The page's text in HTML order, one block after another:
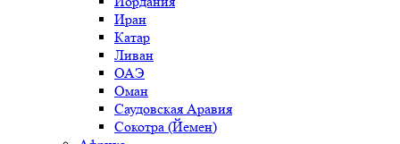
Иран
Катар
Ливан
ОАЭ
Оман
Саудовская Аравия
Сокотра (Йемен)